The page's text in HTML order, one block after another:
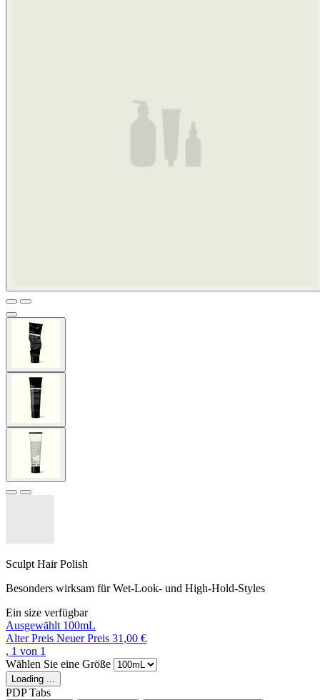
Sculpt Hair Polish
Besonders wirksam für Wet-Look- und High-Hold-Styles
Ein size verfügbar
Ausgewählt 100mL
Alter Preis Neuer Preis 31,00 €
, 1 von 1
Wählen Sie eine Größe
Loading ...
PDP Tabs